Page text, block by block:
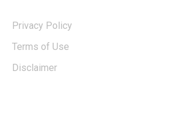
Privacy Policy
Terms of Use
Disclaimer